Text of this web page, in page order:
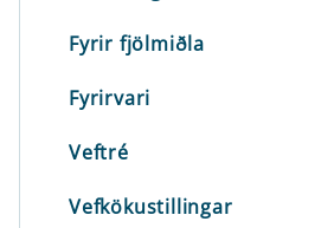
Fyrir fjölmiðla
Fyrirvari
Veftré
Vefkökustillingar